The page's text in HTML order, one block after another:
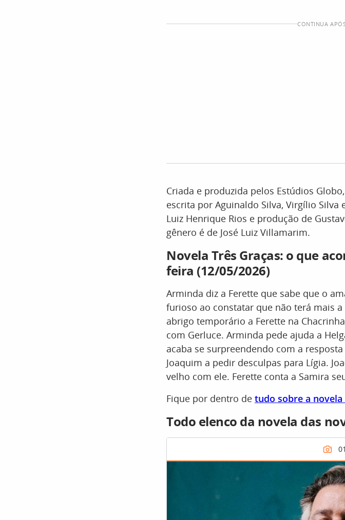
CONTINUA
Criada e produzida pelos Estúdios Globo,
escrita por Aguinaldo Silva, Virgílio Silva
Luiz Henrique Rios e produção de
gênero é de José Luiz Villamarim.
Novela Três Graças: o que
feira (12/05/2026)
Arminda diz a Ferette que sabe que o
furioso ao constatar que não terá mais
abrigo temporário a Ferette na
com Gerluce. Arminda pede ajuda a
acaba se surpreendendo com a
Joaquim a pedir desculpas para Lígia.
velho com ele. Ferette conta a Samira
Fique por dentro de tudo sobre a novela
Todo elenco da novela das